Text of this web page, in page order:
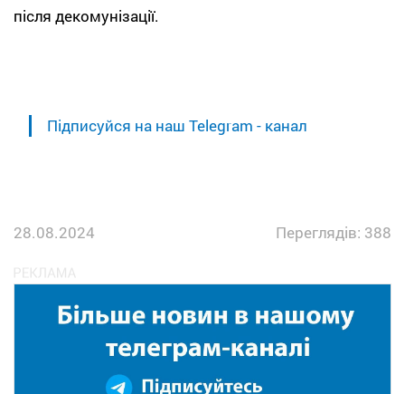
після декомунізації.
Підписуйся на наш Telegram - канал
28.08.2024 Переглядів: 388